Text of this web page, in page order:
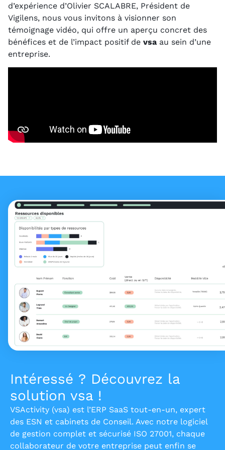
d’expérience d’Olivier SCALABRE, Président de
Vigilens, nous vous invitons à visionner son
témoignage vidéo, qui offre un aperçu concret des
bénéfices et de l’impact positif de vsa au sein d’une
entreprise.
Intéressé ? Découvrez la
solution vsa !
VSActivity (vsa) est l’ERP SaaS tout-en-un, expert
des ESN et cabinets de Conseil. Avec notre logiciel
de gestion complet et sécurisé ISO 27001, chaque
collaborateur de votre entreprise peut enfin se